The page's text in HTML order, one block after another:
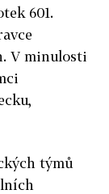
601.
V minulosti
týmů